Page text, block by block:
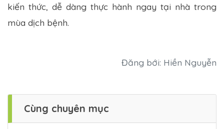
kiến thức, dễ dàng thực hành ngay tại nhà trong
mùa dịch bệnh.
Đăng bới: Hiền Nguyễn
Cùng chuyên mục